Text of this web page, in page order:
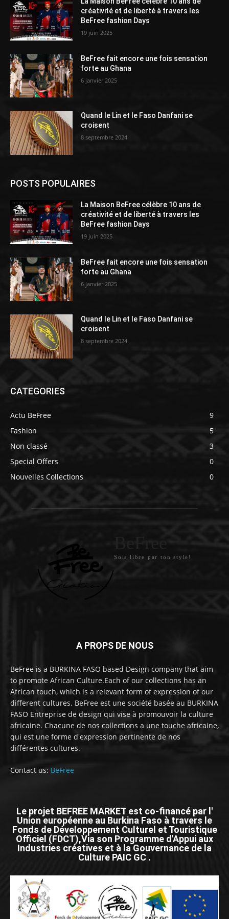
créativité et de liberté à travers les
BeFree fashion Days
19 juin 2025
BeFree fait encore une fois sensation
forte au Ghana
6 janvier 2025
Quand le Lin et le Faso Danfani se
croisent
8 septembre 2024
POSTS POPULAIRES
La Maison BeFree célèbre 10 ans de
créativité et de liberté à travers les
BeFree fashion Days
19 juin 2025
BeFree fait encore une fois sensation
forte au Ghana
6 janvier 2025
Quand le Lin et le Faso Danfani se
croisent
8 septembre 2024
CATEGORIES
Actu BeFree
9
Fashion
5
Non classé
3
Special Offers
0
Nouvelles Collections
0
Sois libre par ton style!
A PROPS DE NOUS
BeFree is a BURKINA FASO based Design company that aim
to promote African Culture.Each of our collections has an
African touch, which is a relevant form of expression of our
different cultures. BeFree est une société basée au BURKINA
FASO Entreprise de design qui vise à promouvoir la culture
africaine. Chacune de nos collections a une touche africaine,
qui est une forme d'expression pertinente de nos
différentes cultures.
Contact us: BeFree
Le projet BEFREE MARKET est co-financé par l'
Union européenne au Burkina Faso à travers le
Fonds de Développement Culturel et Touristique
Officiel (FDCT),Via son Programme d'Appui aux
Industries créatives et à la Gouvernance de la
Culture PAIC GC .